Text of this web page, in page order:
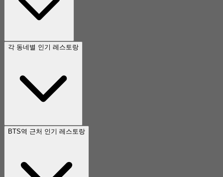
각 동네별 인기 레스토랑
BTS역 근처 인기 레스토랑